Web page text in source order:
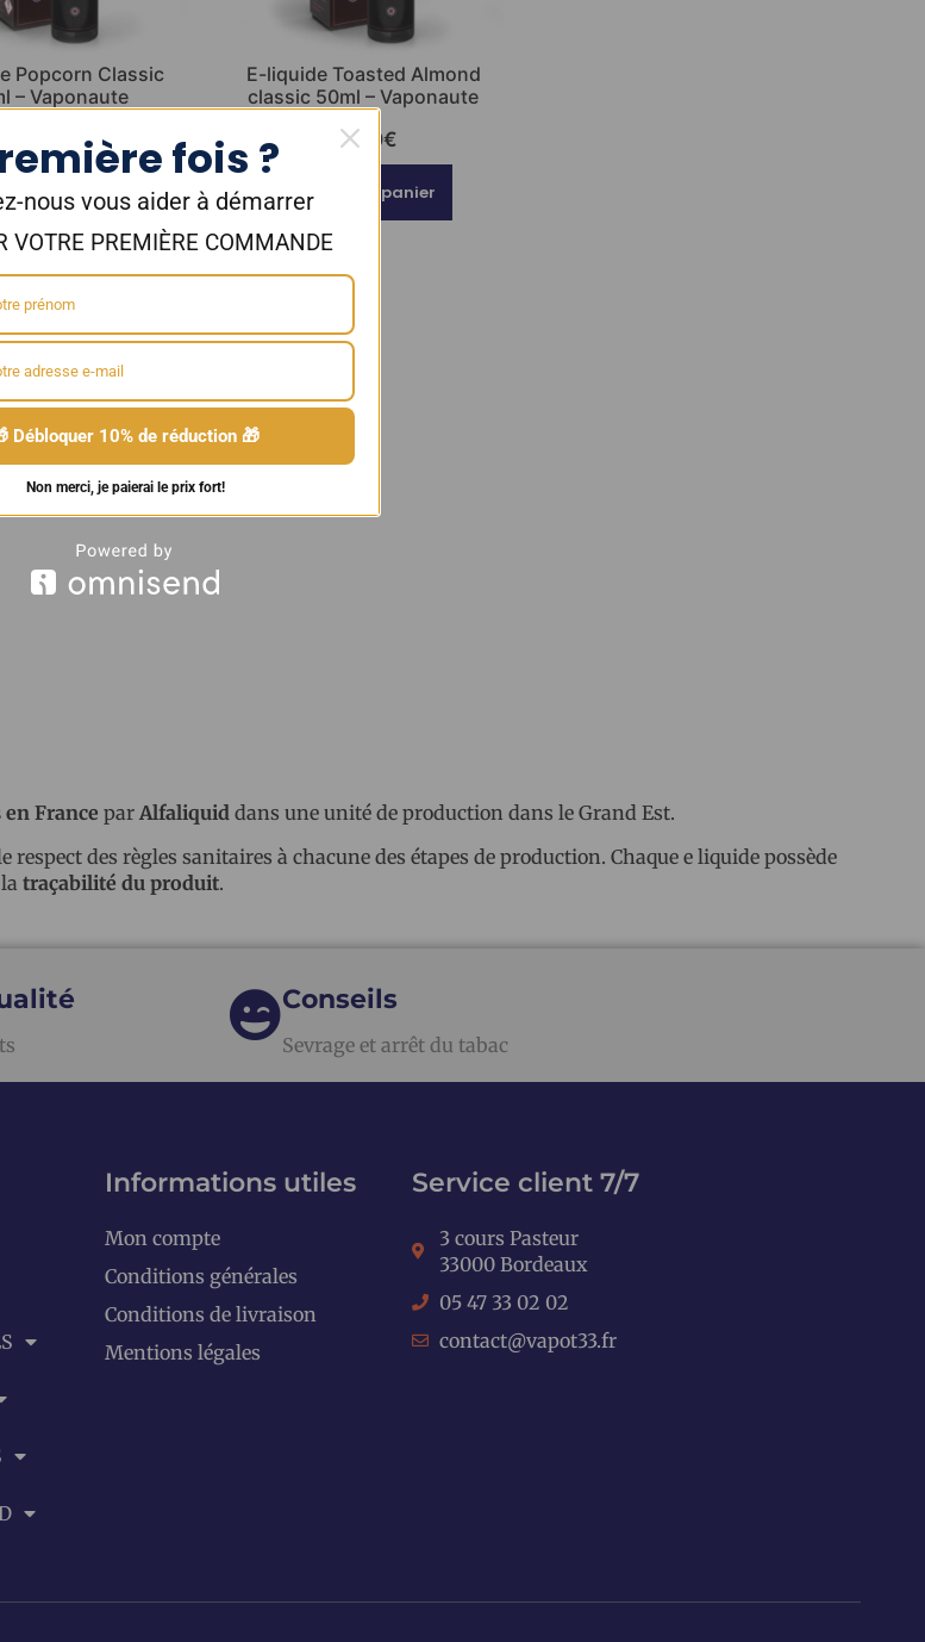
Popcorn Classic
– Vaponaute
au panier
E-liquide Toasted Almond
classic 50ml – Vaponaute
19,90€
Ajouter au panier
France par Alfaliquiddans une unité de production dans le Grand Est.
des règles sanitaires à chacune des étapes de production. Chaque e liquide possède
traçabilité du produit.
Conseils
Sevrage et arrêt du tabac
Informations utiles
Mon compte
Conditions générales
Conditions de livraison
Mentions légales
Service client 7/7
3 cours Pasteur
33000 Bordeaux
05 47 33 02 02
contact@vapot33.fr
fois ?
nous vous aider à démarrer
VOTRE PREMIÈRE COMMANDE
Débloquer 10% de réduction 🎁
Non merci, je paierai le prix fort!